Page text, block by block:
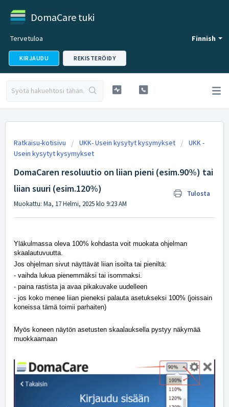
DomaCare tuki
Finnish
Tervetuloa
KIRJAUDU REKISTERÖIDY
Ratkaisu-kotisivu UKK- Usein kysytyt kysymykset
UKK -
Usein kysytyt kysymykset
DomaCaren resoluutio on liian pieni (esim.90%) tai
liian suuri (esim.120%)
Tulosta
Muokattu: Ma, 17 Helmi, 2025 klo 9:23 AM
Yläkulmassa oleva 100% kohdasta voit muokata ohjelman
skaalautuvuutta.
Jos ohjelman sivut näyttävät liian isoilta tai pieniltä:
- vaihda lukua pienemmäksi tai isommaksi.
- paina rastista ja avaa pikakuvake uudelleen
- jos koko menee liian pieneksi palauta asetukseksi 100% (joissain
koneissa tämä toimii parhaiten)
Myös koneen näytön asetusten skaalauksella pystyy näkymää
muokkaamaan